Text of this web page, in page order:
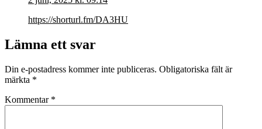
https://shorturl.fm/DA3HU
Lämna ett svar
Din e-postadress kommer inte publiceras. Obligatoriska fält är
märkta *
Kommentar *